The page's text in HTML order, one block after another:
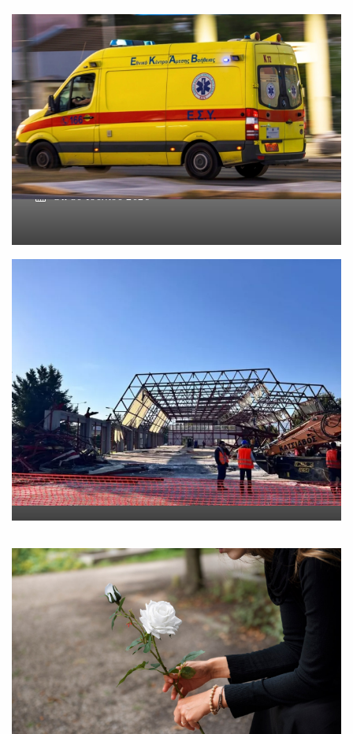
Βοιωτία: Νεκρός ο
62χρονος – Επεσε από τη
σκαλωσιά
On30 Ιουλίου 2026
Νέο εργατικό δυστύχημα-
Νεκρός 59χρονος πατέρας
τριών παιδιών
On30 Ιουλίου 2026
Εφυγε από τη ζωή η
Αγγελική Σμυρναίου